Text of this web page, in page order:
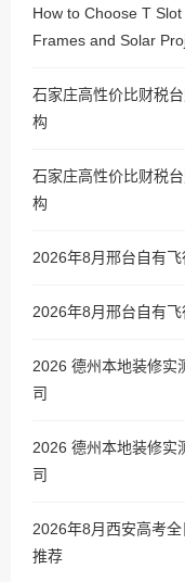
How to Choose T
Frames and Solar
石家庄高性价比财税
构
石家庄高性价比财税
构
2026年8月邢台自有
2026年8月邢台自有
2026 德州本地装修实
司
2026 德州本地装修实
司
2026年8月西安高考
推荐